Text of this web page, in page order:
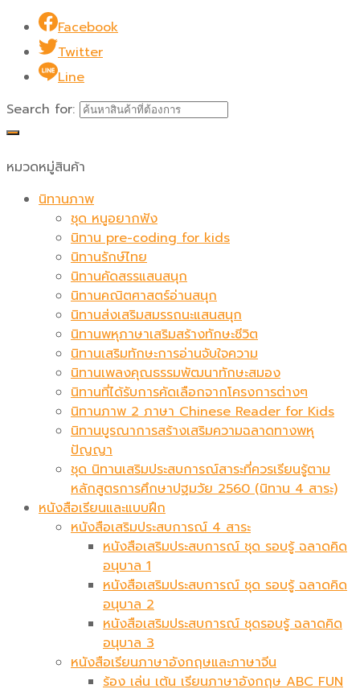
Facebook
Twitter
Line
Search for:
หมวดหมู่สินค้า
นิทานภาพ
ชุด หนูอยากฟัง
นิทาน pre-coding for kids
นิทานรักษ์ไทย
นิทานคัดสรรแสนสนุก
นิทานคณิตศาสตร์อ่านสนุก
นิทานส่งเสริมสมรรถนะแสนสนุก
นิทานพหุภาษาเสริมสร้างทักษะชีวิต
นิทานเสริมทักษะการอ่านจับใจความ
นิทานเพลงคุณธรรมพัฒนาทักษะสมอง
นิทานที่ได้รับการคัดเลือกจากโครงการต่างๆ
นิทานภาพ 2 ภาษา Chinese Reader for Kids
นิทานบูรณาการสร้างเสริมความฉลาดทางพหุ
ปัญญา
ชุด นิทานเสริมประสบการณ์สาระที่ควรเรียนรู้ตาม
หลักสูตรการศึกษาปฐมวัย 2560 (นิทาน 4 สาระ)
หนังสือเรียนและแบบฝึก
หนังสือเสริมประสบการณ์ 4 สาระ
หนังสือเสริมประสบการณ์ ชุด รอบรู้ ฉลาดคิด
อนุบาล 1
หนังสือเสริมประสบการณ์ ชุด รอบรู้ ฉลาดคิด
อนุบาล 2
หนังสือเสริมประสบการณ์ ชุดรอบรู้ ฉลาดคิด
อนุบาล 3
หนังสือเรียนภาษาอังกฤษและภาษาจีน
ร้อง เล่น เต้น เรียนภาษาอังกฤษ ABC FUN